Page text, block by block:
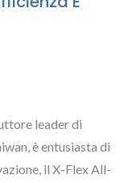
leader di
è entusiasta di
il X-Flex All-